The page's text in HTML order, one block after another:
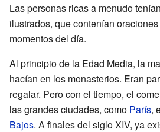
Las personas ricas a menudo
ilustrados, que contenían
momentos del día.
Al principio de la Edad Media, la
hacían en los monasterios. Eran
regalar. Pero con el tiempo, el
las grandes ciudades, como París,
Bajos. A finales del siglo XIV, ya